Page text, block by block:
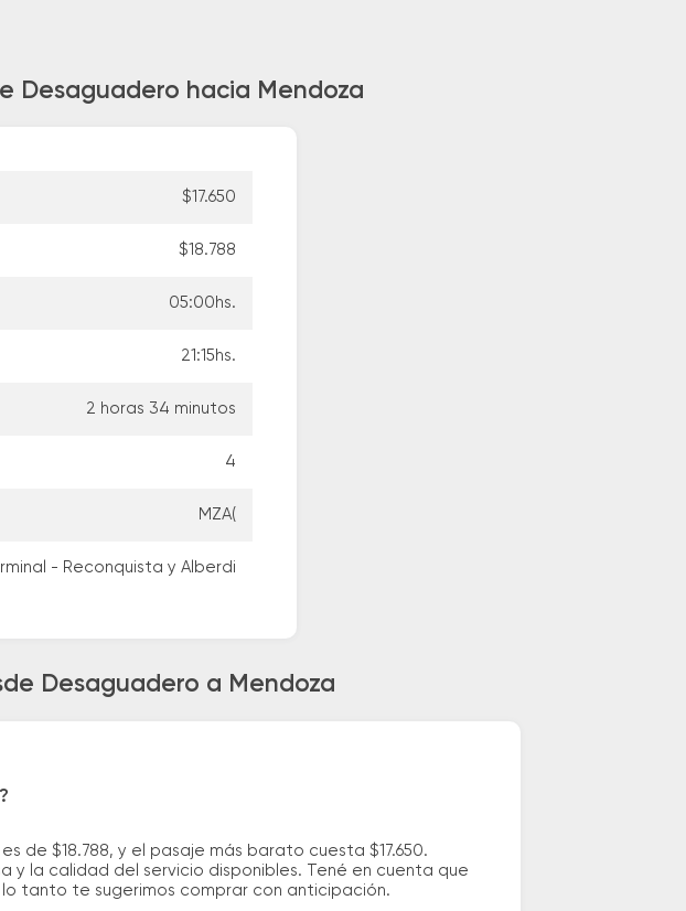
Desaguadero hacia Mendoza
$17.650
$18.788
05:00hs.
21:15hs.
2 horas 34 minutos
4
MZA(
- Reconquista y Alberdi
Desaguadero a Mendoza
de $18.788, y el pasaje más barato cuesta $17.650.
y la calidad del servicio disponibles. Tené en cuenta que
tanto te sugerimos comprar con anticipación.